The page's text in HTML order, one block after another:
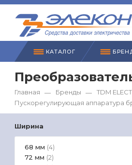
КАТАЛОГ
Главная — Бренды — TDM
Пускорегулирующая аппаратура
Ширина
68 мм (4)
72 мм (2)